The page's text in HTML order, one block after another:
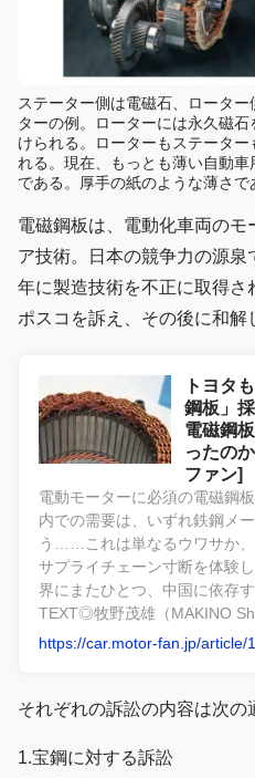
ステーター側は電磁石、ロータ
ターの例。ローターには永久磁
けられる。ローターもステータ
れる。現在、もっとも薄い自動
である。厚手の紙のような薄さで
電磁鋼板は、電動化車両のモ
ア技術。日本の競争力の源
年に製造技術を不正に取得さ
ポスコを訴え、その後に和解
トヨタ
鋼板」
電磁鋼
ったの
ファン]
電動モーターに必須の電磁鋼
内での需要は、いずれ鉄鋼メ
う……これは単なるウワサか
サプライチェーン寸断を体験
界にまたひとつ、中国に依存
TEXT◎牧野茂雄（MAKINO
https://car.motor-fan.jp/article/
それぞれの訴訟の内容は次の
1.宝鋼に対する訴訟